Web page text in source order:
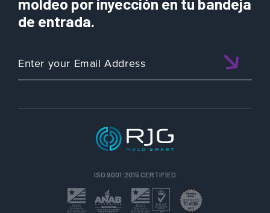
moldeo por inyección en tu bandeja
de entrada.
ISO 9001:2015 CERTIFIED